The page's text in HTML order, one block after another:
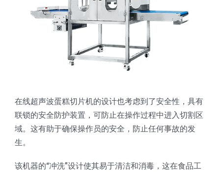
阿胶糕切片
在线超声波蛋糕切片机的设计也考虑到了安全性，具有
联锁的安全防护装置，可防止在操作过程中进入切割区
域。这有助于确保操作员的安全，防止任何事故的发
生。
该机器的“冲洗”设计使其易于清洁和消毒，这在食品工